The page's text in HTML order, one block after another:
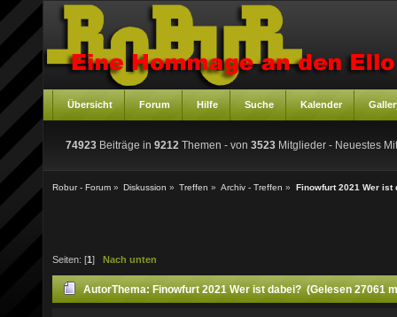
Übersicht Forum Hilfe Suche Kalender
74923 Beiträge in 9212 Themen - von 3523 Mitglieder - Neuestes
Robur - Forum » Diskussion » Treffen » Archiv - Treffen » Finowfurt 2021 Wer ist
Seiten: [1 ] Nach unten
AutorThema: Finowfurt 2021 Wer ist dabei? (Gelesen 27061